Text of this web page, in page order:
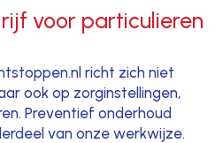
voor particulieren
richt zich niet
ook op zorginstellingen,
Preventief onderhoud
van onze werkwijze.